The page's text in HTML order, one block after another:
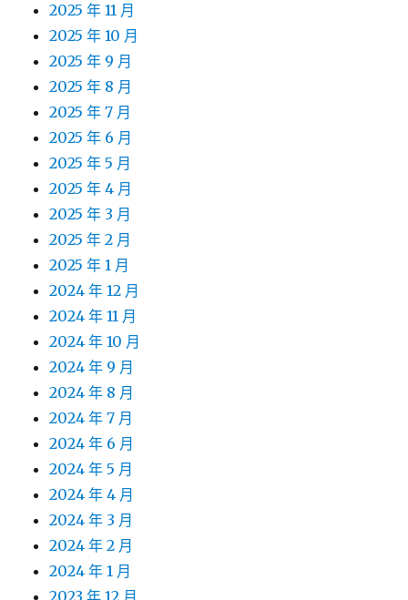
2025 年 11 月
2025 年 10 月
2025 年 9 月
2025 年 8 月
2025 年 7 月
2025 年 6 月
2025 年 5 月
2025 年 4 月
2025 年 3 月
2025 年 2 月
2025 年 1 月
2024 年 12 月
2024 年 11 月
2024 年 10 月
2024 年 9 月
2024 年 8 月
2024 年 7 月
2024 年 6 月
2024 年 5 月
2024 年 4 月
2024 年 3 月
2024 年 2 月
2024 年 1 月